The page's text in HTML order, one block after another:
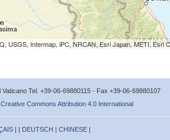
Intermap, iPC, NRCAN, Esri Japan, METI, Esri
Tel. +39-06-69880115 - Fax +39-06-69880107
Commons Attribution 4.0 International
| | DEUTSCH | CHINESE |